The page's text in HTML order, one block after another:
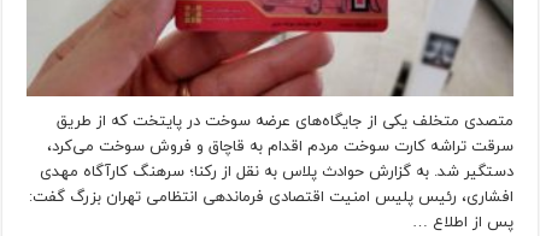
متصدی متخلف یکی از جایگاه‌های عرضه سوخت در پایتخت که از طریق
سرقت تراشه کارت سوخت مردم اقدام به قاچاق و فروش سوخت می‌کرد،
دستگیر شد. به گزارش حوادث پلاس به نقل از رکنا؛ سرهنگ کارآگاه مهدی
افشاری، رئیس پلیس امنیت اقتصادی فرماندهی انتظامی تهران بزرگ گفت:
پس از اطلاع …